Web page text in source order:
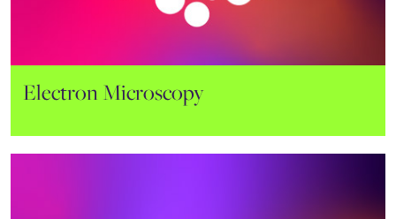
Histopatologia
Electron Microscopy